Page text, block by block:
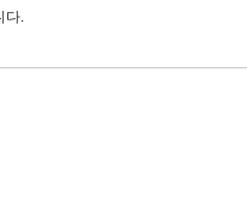
다.